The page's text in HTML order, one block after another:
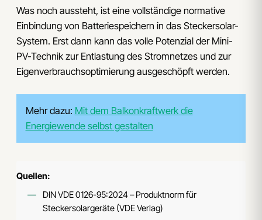
Was noch aussteht, ist eine vollständige normative
Einbindung von Batteriespeichern in das Steckersolar-
System. Erst dann kann das volle Potenzial der Mini-
PV-Technik zur Entlastung des Stromnetzes und zur
Eigenverbrauchsoptimierung ausgeschöpft werden.
Mehr dazu: Mit dem Balkonkraftwerk die
Energiewende selbst gestalten
Quellen:
DIN VDE 0126-95:2024 – Produktnorm für
Steckersolargeräte (VDE Verlag)